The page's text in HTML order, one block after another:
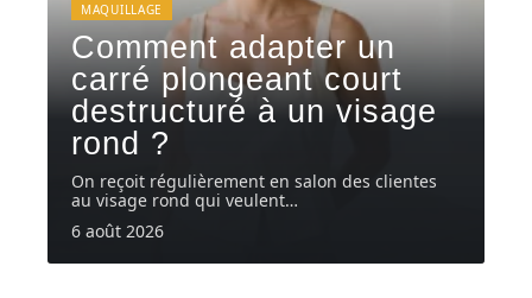
MAQUILLAGE
Comment adapter un
carré plongeant court
destructuré à un visage
rond ?
On reçoit régulièrement en salon des clientes
au visage rond qui veulent…
6 août 2026